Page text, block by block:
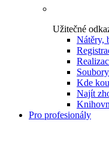
Užitečné
Nátěry,
Kde
Najít
Pro profesionály